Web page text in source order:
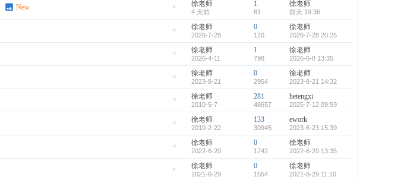
藏
置
帖
New 徐老师
4 天前
1
81
徐老师
前天 19:36
藏
置
帖
徐老师
2026-7-28
0
120
徐老师
2026-7-28 20:25
藏
置
帖
徐老师
2026-4-11
1
798
徐老师
2026-6-8 13:35
藏
置
帖
徐老师
2023-8-21
0
2954
徐老师
2023-8-21 14:32
藏
置
帖
徐老师
2010-5-7
281
48657
hetengxi
2025-7-12 09:59
藏
置
帖
徐老师
2010-2-22
133
30945
ework
2023-6-23 15:39
藏
置
徐老师
2022-6-20
0
1742
徐老师
2022-6-20 13:35
徐老师
2021-6-29
0
1554
徐老师
2021-6-29 11:10